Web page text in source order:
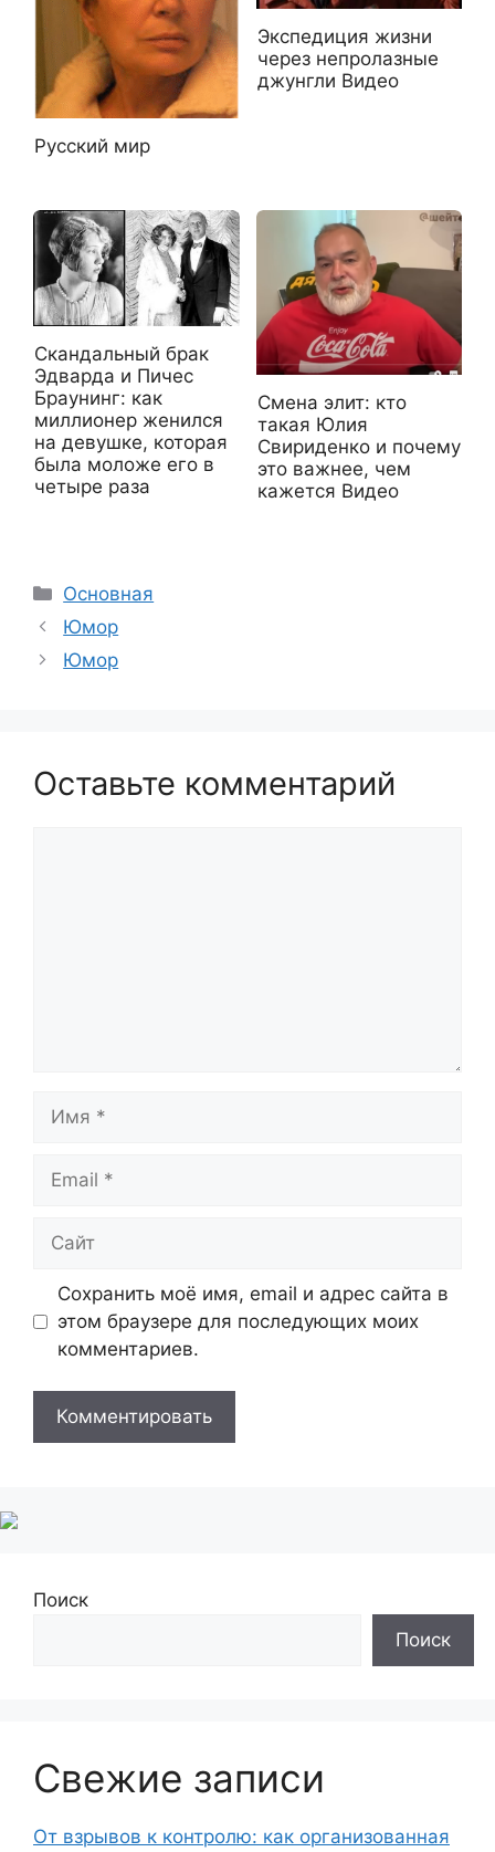
Русский мир
Экспедиция жизни
через непролазные
джунгли Видео
Скандальный брак
Эдварда и Пичес
Браунинг: как
миллионер женился
на девушке, которая
была моложе его в
четыре раза
Смена элит: кто
такая Юлия
Свириденко и почему
это важнее, чем
кажется Видео
Рубрики
Основная
Юмор
Юмор
Оставьте комментарий
Сохранить моё имя, email и адрес сайта в
этом браузере для последующих моих
комментариев.
Поиск
Поиск
Свежие записи
От взрывов к контролю: как организованная